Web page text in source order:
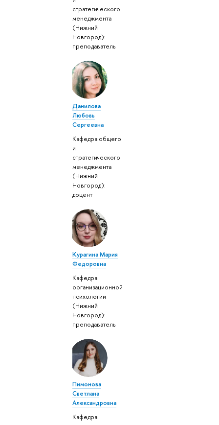
стратегического
менеджмента
(Нижний
Новгород):
преподаватель
Данилова
Любовь
Сергеевна
Кафедра общего
и
стратегического
менеджмента
(Нижний
Новгород):
доцент
Курагина Мария
Федоровна
Кафедра
организационной
психологии
(Нижний
Новгород):
преподаватель
Пимонова
Светлана
Александровна
Кафедра